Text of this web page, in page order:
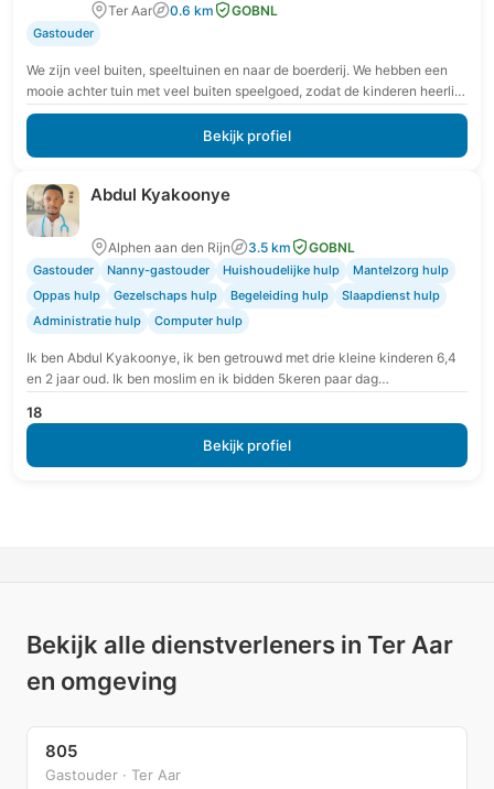
Ter Aar 0.6 km GOBNL
Gastouder
We zijn veel buiten, speeltuinen en naar de boerderij. We hebben een
mooie achter tuin met veel buiten speelgoed, zodat de kinderen heerlijk
vrij kunnen…
Bekijk profiel
Abdul Kyakoonye
Alphen aan den Rijn 3.5 km GOBNL
Gastouder Nanny-gastouder Huishoudelijke hulp
Mantelzorg hulp
Oppas hulp
Gezelschaps hulp Begeleiding hulp
Slaapdienst hulp
Administratie hulp
Computer hulp
Ik ben Abdul Kyakoonye, ik ben getrouwd met drie kleine kinderen 6,4
en 2 jaar oud. Ik ben moslim en ik bidden 5keren paar dag…
18
Bekijk profiel
Bekijk alle dienstverleners in Ter Aar
en omgeving
805
Gastouder · Ter Aar